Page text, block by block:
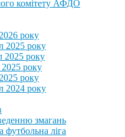
комітету АФДО
року
2025 року
2025 року
року
року
2024 року
змагань
ліга